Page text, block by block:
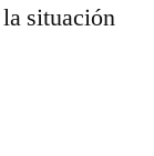
situación